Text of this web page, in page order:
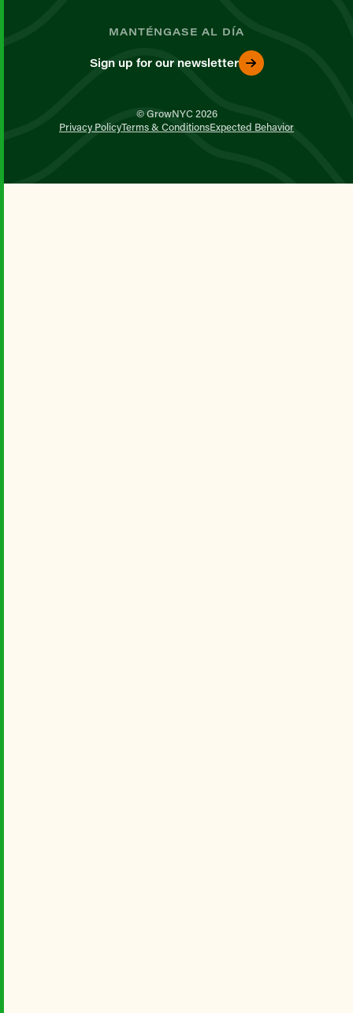
MANTÉNGASE AL DÍA
Sign up for our newsletter
© GrowNYC 2026
Privacy PolicyTerms & ConditionsExpected Behavior